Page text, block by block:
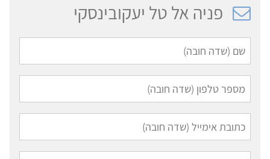
פניה אל טל יעקובינסקי